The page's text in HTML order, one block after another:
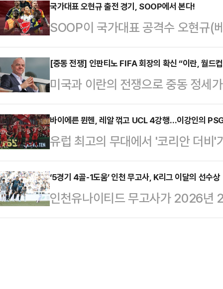
독이 이끄는 대한민국 축구 국가대
인 멕시코 과달라하라로 이동하기
간 사전캠프를 진행한다. 훈련장과
리그(MLS) 레알솔트레이크 구단
축구협회는 조별리그 경기와 베이
적응 필요성 등을 종합적으로…
국가대표 오현규 출전 경기, SOOP에서 본다!
SOOP이 국가대표 공격수 오현규(
다.SOOP(각자 대표이사 최영우,
스 본선 전경기를 국내 생중계한다
사라이, 페네르바체, 베식타시 등
는 컵 대회로, 유럽 축구 팬들에게
이번 시즌 본선 전경기를 제공하며
히 한국 축구 국가대표 공격수 오현
에 포함돼 국내 축구 팬들…
[중동 전쟁] 인판티노 FIFA 회장의 확신 “이란, 월드
미국과 이란의 전쟁으로 중동 정세
연맹(FIFA) 회장이 이란이 2026
인판티노 회장은 15일(현지시각)
트 인 아메리카 포럼'에 참석해 이
이란 대표팀은 확실히 옵니다”라
란의 전쟁으로 인해 현재 이란의 월
해 캐나다, 멕시코 북중미 3개국에
별리그 3경…
바이에른 뮌헨, 레알 꺾고 UCL 4강행…이강인의
유럽 최고의 무대에서 '코리안 더비
에른 뮌헨(독일)이 '거함' 레알 마드
스리그(UCL) 준결승에 진출, 이강
친다.뮌헨은 16일(이하 한국시간)
2025-26 UCL 8강 2차전 홈 경기
‘5경기 4골-1도움’ 인천 무고사, K리그 이달의 선수상
인천유나이티드 무고사가 2026년
SPORTS Player Of The Month)’